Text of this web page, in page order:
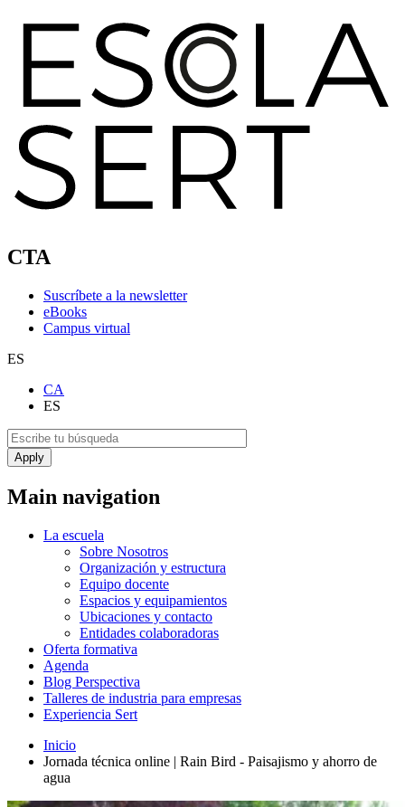
CTA
Suscríbete a la newsletter
eBooks
Campus virtual
ES
CA
ES
Main navigation
La escuela
Sobre Nosotros
Organización y estructura
Equipo docente
Espacios y equipamientos
Ubicaciones y contacto
Entidades colaboradoras
Oferta formativa
Agenda
Blog Perspectiva
Talleres de industria para empresas
Experiencia Sert
Inicio
Jornada técnica online | Rain Bird - Paisajismo y ahorro de
agua